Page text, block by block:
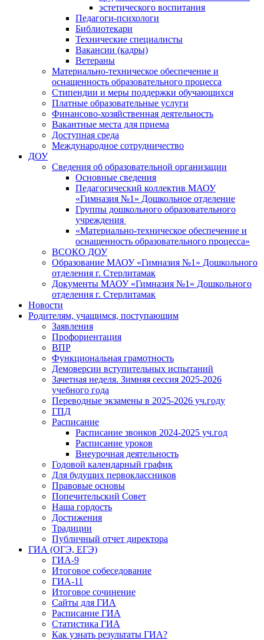
эстетического воспитания
Педагоги-психологи
Библиотекари
Технические специалисты
Вакансии (кадры)
Ветераны
Материально-техническое обеспечение и
оснащенность образовательного процесса
Стипендии и меры поддержки обучающихся
Платные образовательные услуги
Финансово-хозяйственная деятельность
Вакантные места для приема
Доступная среда
Международное сотрудничество
ДОУ
Сведения об образовательной организации
Основные сведения
Педагогический коллектив МАОУ
«Гимназия №1» Дошкольное отделение
Группы дошкольного образовательного
учреждения
«Материально-техническое обеспечение и
оснащенность образовательного процесса»
ВСОКО ДОУ
Образование МАОУ «Гимназия №1» Дошкольного
отделения г. Стерлитамак
Документы МАОУ «Гимназия №1» Дошкольного
отделения г. Стерлитамак
Новости
Родителям, учащимся, поступающим
Заявления
Профориентация
ВПР
Функциональная грамотность
Демоверсии вступительных испытаний
Зачетная неделя. Зимняя сессия 2025-2026
учебного года
Переводные экзамены в 2025-2026 уч.году
ГПД
Расписание
Расписание звонков 2024-2025 уч.год
Расписание уроков
Внеурочная деятельность
Годовой календарный график
Для будущих первоклассников
Правовые основы
Попечительский Совет
Наша гордость
Достижения
Традиции
Публичный отчет директора
ГИА (ОГЭ, ЕГЭ)
ГИА-9
Итоговое собеседование
ГИА-11
Итоговое сочинение
Сайты для ГИА
Расписание ГИА
Статистика ГИА
Как узнать результаты ГИА?